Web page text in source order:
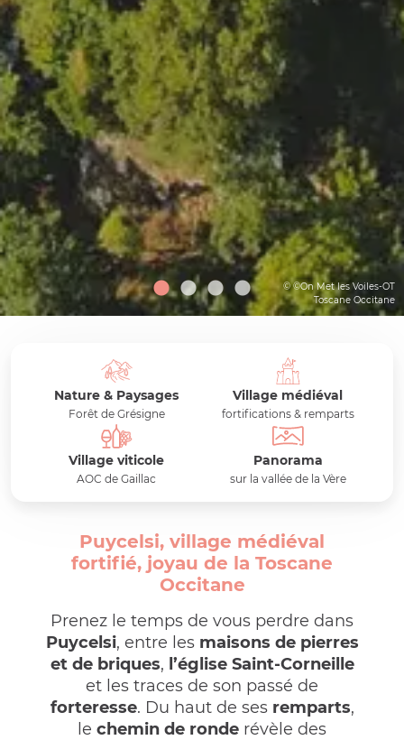
© ©On Met les Voiles-OT
Toscane Occitane
Nature & Paysages
Forêt de Grésigne
Village médiéval
fortifications & remparts
Village viticole
AOC de Gaillac
Panorama
sur la vallée de la Vère
Puycelsi, village médiéval
fortifié, joyau de la Toscane
Occitane
Prenez le temps de vous perdre dans
Puycelsi, entre les maisons de pierres
et de briques, l’église Saint-Corneille
et les traces de son passé de
forteresse. Du haut de ses remparts,
le chemin de ronde révèle des